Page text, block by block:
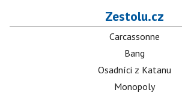
Zestolu.cz
Carcassonne
Bang
Osadníci z Katanu
Monopoly